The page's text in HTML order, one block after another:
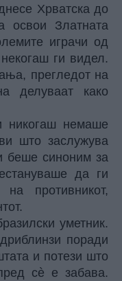
Хрватска до
освои Златната
играчи од
ги видел.
прегледот на
делуваат како
никогаш немаше
што заслужува
беше синоним за
да ги
противникот,
уметник.
поради
и потези што
сè е забава.